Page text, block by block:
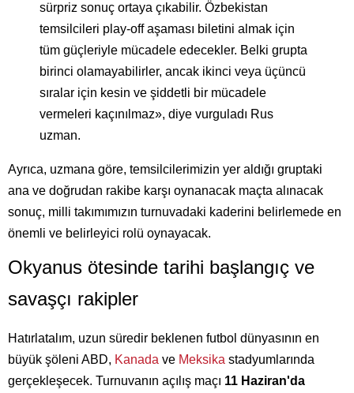
sürpriz sonuç ortaya çıkabilir. Özbekistan
temsilcileri play-off aşaması biletini almak için
tüm güçleriyle mücadele edecekler. Belki grupta
birinci olamayabilirler, ancak ikinci veya üçüncü
sıralar için kesin ve şiddetli bir mücadele
vermeleri kaçınılmaz», diye vurguladı Rus
uzman.
Ayrıca, uzmana göre, temsilcilerimizin yer aldığı gruptaki
ana ve doğrudan rakibe karşı oynanacak maçta alınacak
sonuç, milli takımımızın turnuvadaki kaderini belirlemede en
önemli ve belirleyici rolü oynayacak.
Okyanus ötesinde tarihi başlangıç ve
savaşçı rakipler
Hatırlatalım, uzun süredir beklenen futbol dünyasının en
büyük şöleni ABD, Kanada ve Meksika stadyumlarında
gerçekleşecek. Turnuvanın açılış maçı 11 Haziran'da